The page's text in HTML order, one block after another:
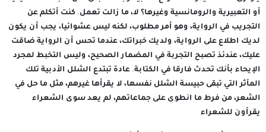
أو التعبيرية والرومانسية وغيرها؟ لا، ما زالت تعمل. كنت أتكلم عن
التجريب في الرواية، وهو أمر مطلوب، لكنه ليس عشوائيا، يجب أن يكون
لديك اطلاع على الرواية، ولديك خبراتك، عندما تحس أن الرواية ضاقت
عليك، عندئذ تصبح التجربة في المضمار الصحيح، وليس التخبط لمجرد
الإيحاء بأنك تحدث فارقا في الكتابة. عادة تبتدع الشلل الأدبية تلك
المآثر التي تبقى حبيسة الشلل نفسها، لا يقرأها غيرهم، مثل ما حل في
الشعر، من فرط ما انطوى على جماعاتهم، لم يعد سوى الشعراء
يقرأون للشعراء